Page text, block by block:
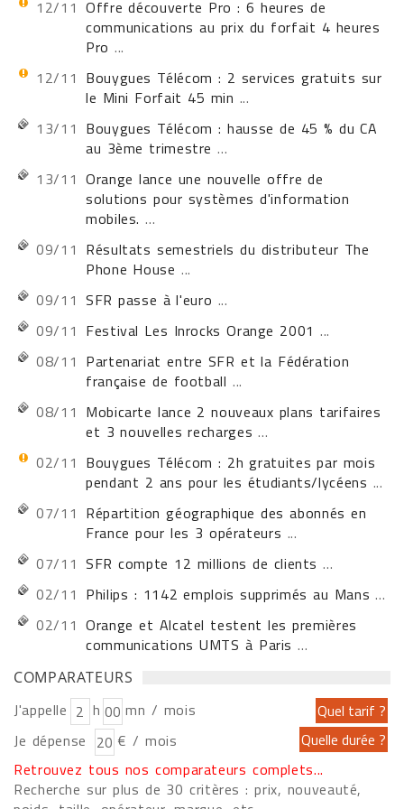
12/11 Offre découverte Pro : 6 heures de
communications au prix du forfait 4 heures
Pro ...
12/11 Bouygues Télécom : 2 services gratuits sur
le Mini Forfait 45 min ...
13/11 Bouygues Télécom : hausse de 45 % du CA
au 3ème trimestre ...
13/11 Orange lance une nouvelle offre de
solutions pour systèmes d'information
mobiles. ...
09/11 Résultats semestriels du distributeur The
Phone House ...
09/11 SFR passe à l'euro ...
09/11 Festival Les Inrocks Orange 2001 ...
08/11 Partenariat entre SFR et la Fédération
française de football ...
08/11 Mobicarte lance 2 nouveaux plans tarifaires
et 3 nouvelles recharges ...
02/11 Bouygues Télécom : 2h gratuites par mois
pendant 2 ans pour les étudiants/lycéens ...
07/11 Répartition géographique des abonnés en
France pour les 3 opérateurs ...
07/11 SFR compte 12 millions de clients ...
02/11 Philips : 1142 emplois supprimés au Mans ...
02/11 Orange et Alcatel testent les premières
communications UMTS à Paris ...
COMPARATEURS
J'appelle h
mn / mois
Je dépense
€ / mois
Retrouvez tous nos comparateurs complets...
Recherche sur plus de 30 critères : prix, nouveauté,